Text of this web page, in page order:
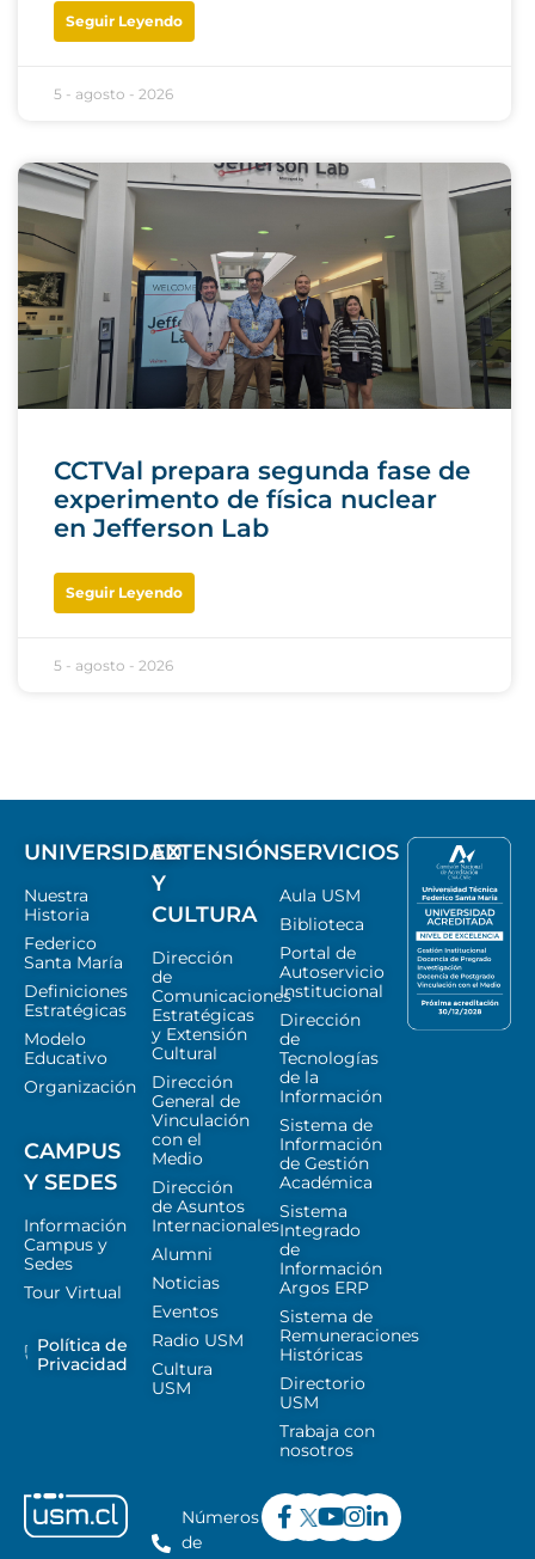
Seguir Leyendo
5 - agosto - 2026
CCTVal prepara segunda fase de
experimento de física nuclear
en Jefferson Lab
Seguir Leyendo
5 - agosto - 2026
UNIVERSIDAD
Nuestra
Historia
Federico
Santa María
Definiciones
Estratégicas
Modelo
Educativo
Organización
CAMPUS
Y SEDES
Información
Campus y
Sedes
Tour Virtual
Política de
Privacidad
EXTENSIÓN
Y
CULTURA
Dirección
de
Comunicaciones
Estratégicas
y Extensión
Cultural
Dirección
General de
Vinculación
con el
Medio
Dirección
de Asuntos
Internacionales
Alumni
Noticias
Eventos
Radio USM
Cultura
USM
SERVICIOS
Aula USM
Biblioteca
Portal de
Autoservicio
Institucional
Dirección
de
Tecnologías
de la
Información
Sistema de
Información
de Gestión
Académica
Sistema
Integrado
de
Información
Argos ERP
Sistema de
Remuneraciones
Históricas
Directorio
USM
Trabaja con
nosotros
Números
de